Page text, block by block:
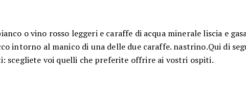
o vino rosso leggeri e caraffe di acqua minerale liscia e
intorno al manico di una delle due caraffe. nastrino.Qui di
scegliete voi quelli che preferite offrire ai vostri ospiti.